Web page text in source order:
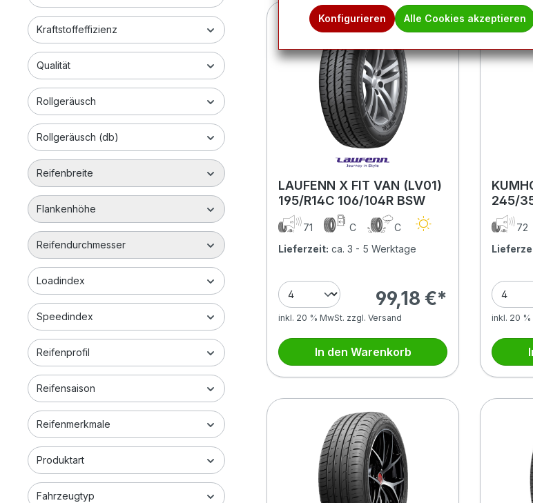
Kraftstoffeffizienz
Qualität
Rollgeräusch
Rollgeräusch (db)
Reifenbreite
Flankenhöhe
Reifendurchmesser
Loadindex
Speedindex
Reifenprofil
Reifensaison
Reifenmerkmale
Produktart
Fahrzeugtyp
LAUFENN X FIT VAN (LV01)
195/R14C 106/104R BSW
71 C
C
Lieferzeit: ca. 3 - 5 Werktage
99,18 €*
inkl. 20 % MwSt. zzgl. Versand
In den Warenkorb
245/
72
inkl. 20 %
Konfigurieren Alle Cookies akzeptieren